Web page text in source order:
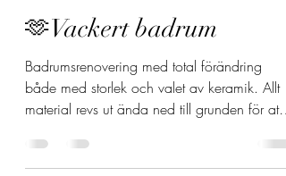
🫶Vackert badrum
Badrumsrenovering med total förändring
både med storlek och valet av keramik. Allt
material revs ut ända ned till grunden för att